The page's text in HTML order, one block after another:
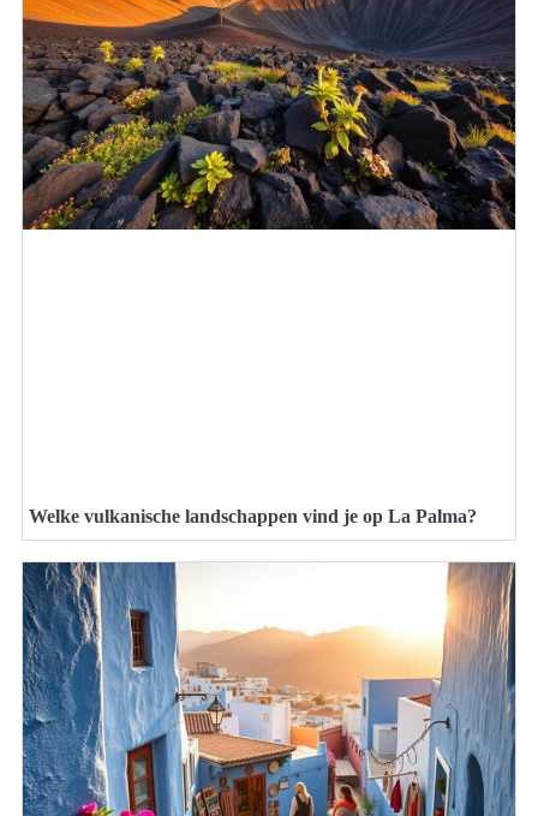
Welke vulkanische landschappen vind je op La Palma?